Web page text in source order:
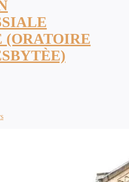
(ORATOIRE